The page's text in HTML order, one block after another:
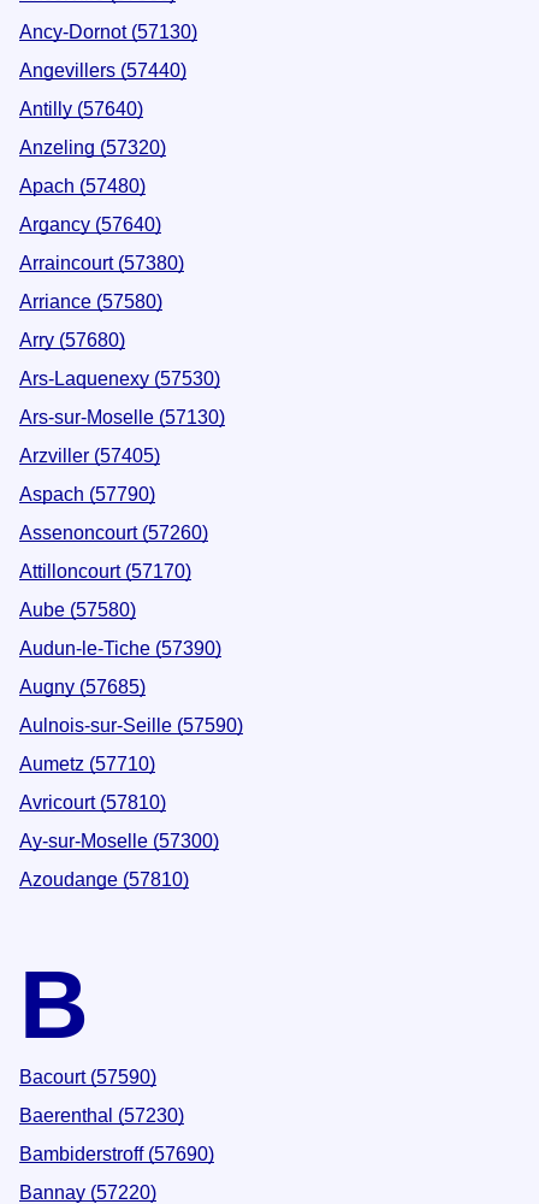
Ancy-Dornot (57130)
Angevillers (57440)
Antilly (57640)
Anzeling (57320)
Apach (57480)
Argancy (57640)
Arraincourt (57380)
Arriance (57580)
Arry (57680)
Ars-Laquenexy (57530)
Ars-sur-Moselle (57130)
Arzviller (57405)
Aspach (57790)
Assenoncourt (57260)
Attilloncourt (57170)
Aube (57580)
Audun-le-Tiche (57390)
Augny (57685)
Aulnois-sur-Seille (57590)
Aumetz (57710)
Avricourt (57810)
Ay-sur-Moselle (57300)
Azoudange (57810)
B
Bacourt (57590)
Baerenthal (57230)
Bambiderstroff (57690)
Bannay (57220)